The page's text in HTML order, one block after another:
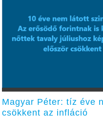
Magyar Péter: tíz éve
csökkent az infláció